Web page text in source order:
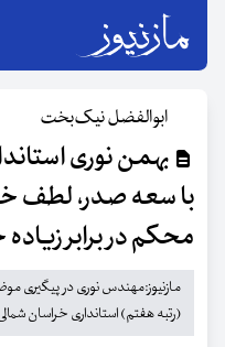
ابوالفضل نیک‌بخت
بهمن نوری
با سعه صدر، لطف
محکم در برابر
مازنیوز:مهندس نوری در پیگیری
(رتبه هفتم) استانداری خراسان